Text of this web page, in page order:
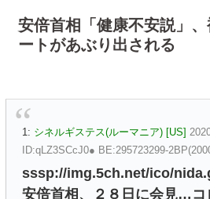
安倍首相「健康不安説」
ートがあぶり出される
1: シネルギステス(ルーマニア) [US]
ID:qLZ3SCcJ0● BE:295723299-
sssp://img.5ch.net/ico/
安倍首相、２８日に会見…コ